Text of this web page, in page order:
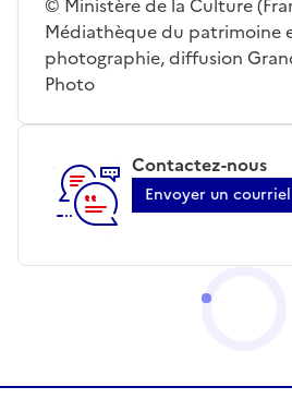
Médiathèque du patrimoine
photographie, diffusion
Photo
Contactez-nous
Envoyer un courriel